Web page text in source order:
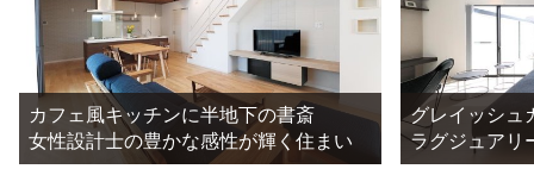
カフェ風キッチンに半地下の書斎
女性設計士の豊かな感性が輝く住まい
グレイッシュ
ラグジュアリ